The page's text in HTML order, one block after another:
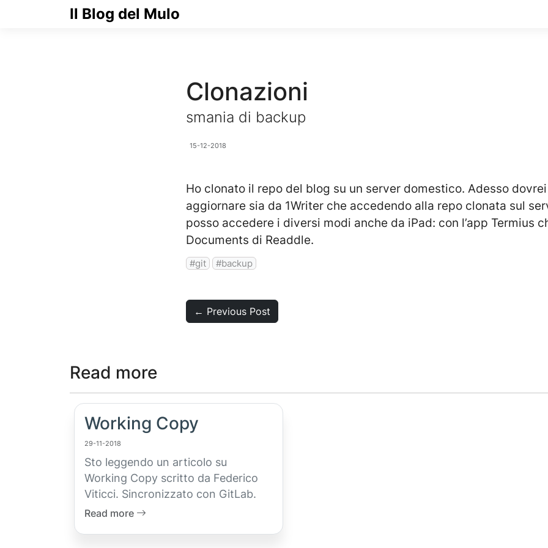
Il Blog del Mulo
Clonazioni
smania di backup
15-12-2018
Ho clonato il repo del blog su un server domestico. Adesso
aggiornare sia da 1Writer che accedendo alla repo clonata sul
posso accedere i diversi modi anche da iPad: con l’app Termius
Documents di Readdle.
git backup
← Previous Post
Read more
Working Copy
29-11-2018
Sto leggendo un articolo su
Working Copy scritto da Federico
Viticci. Sincronizzato con GitLab.
Read more